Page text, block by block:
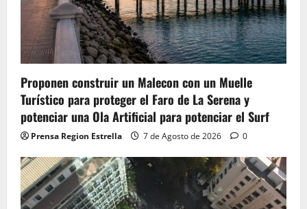
Proponen construir un Malecon con un Muelle
Turístico para proteger el Faro de La Serena y
potenciar una Ola Artificial para potenciar el Surf
Prensa Region Estrella 7 de Agosto de 2026 0